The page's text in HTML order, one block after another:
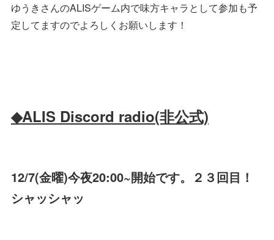
ゆうきさんのALISゲーム内で味方キャラとして参加も予
定してますのでよろしくお願いします！
◆ALIS Discord radio(非公式)
12/7(金曜)今夜20:00~開始です。２３回目！
シャッシャッ